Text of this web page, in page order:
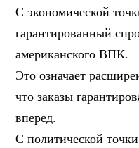
С экономической
гарантированный
американского ВПК.
Это означает
что заказы
вперед.
С политической